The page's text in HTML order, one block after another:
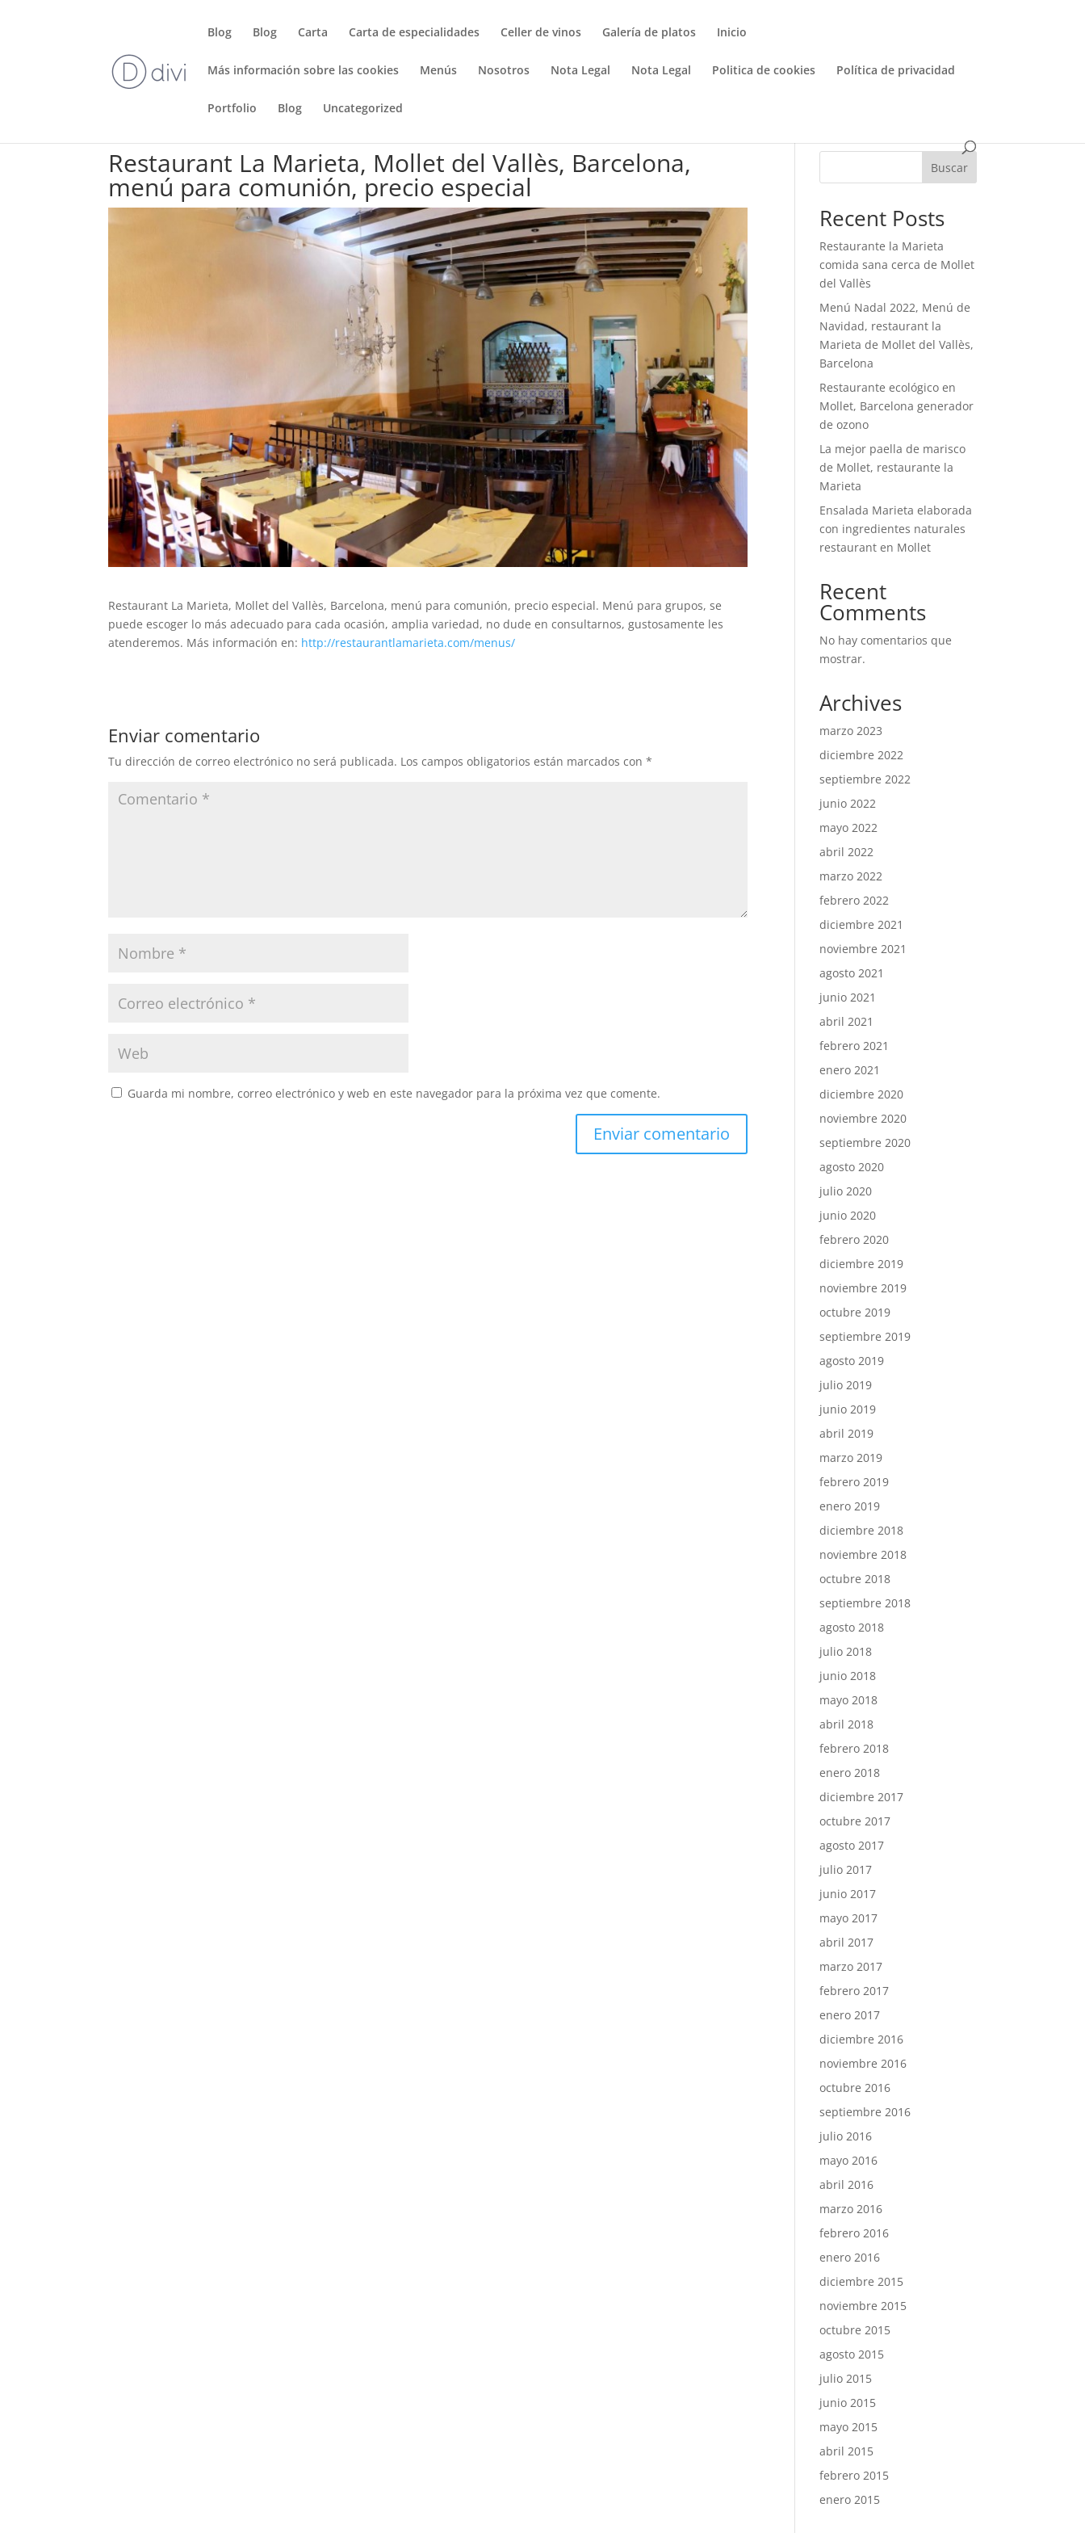
Blog Blog Carta Carta de especialidades Celler de vinos Galería de platos Inicio
Más información sobre las cookies Menús Nosotros Nota Legal Nota Legal Politica de cookies Política de privacidad
Portfolio Blog Uncategorized
Restaurant La Marieta, Mollet del Vallès, Barcelona,
menú para comunión, precio especial
Restaurant La Marieta, Mollet del Vallès, Barcelona, menú para comunión, precio especial. Menú para grupos, se
puede escoger lo más adecuado para cada ocasión, amplia variedad, no dude en consultarnos, gustosamente les
atenderemos. Más información en: http://restaurantlamarieta.com/menus/
Enviar comentario
Tu dirección de correo electrónico no será publicada. Los campos obligatorios están marcados con*
Guarda mi nombre, correo electrónico y web en este navegador para la próxima vez que comente.
Buscar
Recent Posts
Restaurante la Marieta
comida sana cerca de Mollet
del Vallès
Menú Nadal 2022, Menú de
Navidad, restaurant la
Marieta de Mollet del Vallès,
Barcelona
Restaurante ecológico en
Mollet, Barcelona generador
de ozono
La mejor paella de marisco
de Mollet, restaurante la
Marieta
Ensalada Marieta elaborada
con ingredientes naturales
restaurant en Mollet
Recent
Comments
No hay comentarios que
mostrar.
Archives
marzo 2023
diciembre 2022
septiembre 2022
junio 2022
mayo 2022
abril 2022
marzo 2022
febrero 2022
diciembre 2021
noviembre 2021
agosto 2021
junio 2021
abril 2021
febrero 2021
enero 2021
diciembre 2020
noviembre 2020
septiembre 2020
agosto 2020
julio 2020
junio 2020
febrero 2020
diciembre 2019
noviembre 2019
octubre 2019
septiembre 2019
agosto 2019
julio 2019
junio 2019
abril 2019
marzo 2019
febrero 2019
enero 2019
diciembre 2018
noviembre 2018
octubre 2018
septiembre 2018
agosto 2018
julio 2018
junio 2018
mayo 2018
abril 2018
febrero 2018
enero 2018
diciembre 2017
octubre 2017
agosto 2017
julio 2017
junio 2017
mayo 2017
abril 2017
marzo 2017
febrero 2017
enero 2017
diciembre 2016
noviembre 2016
octubre 2016
septiembre 2016
julio 2016
mayo 2016
abril 2016
marzo 2016
febrero 2016
enero 2016
diciembre 2015
noviembre 2015
octubre 2015
agosto 2015
julio 2015
junio 2015
mayo 2015
abril 2015
febrero 2015
enero 2015